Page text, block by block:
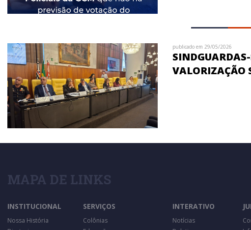
publicado em 29/05/2026
VALORIZAÇÃO
MAPA DE LINKS
INSTITUCIONAL
Nossa História
SERVIÇOS
Colônias
INTERATIVO
Notícias